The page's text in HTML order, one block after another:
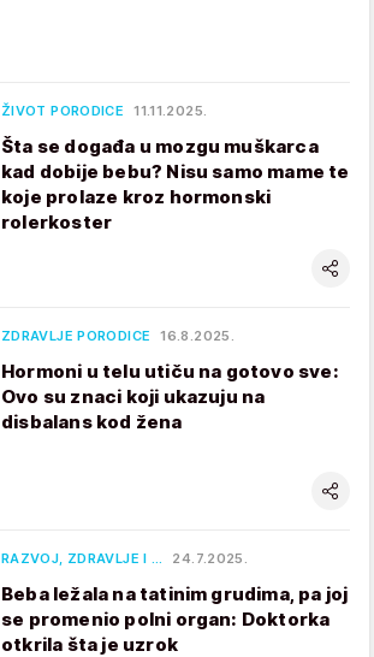
ŽIVOT PORODICE 11.11.2025.
Šta se događa u mozgu muškarca
kad dobije bebu? Nisu samo mame te
koje prolaze kroz hormonski
rolerkoster
ZDRAVLJE PORODICE 16.8.2025.
Hormoni u telu utiču na gotovo sve:
Ovo su znaci koji ukazuju na
disbalans kod žena
RAZVOJ, ZDRAVLJE I … 24.7.2025.
Beba ležala na tatinim grudima, pa joj
se promenio polni organ: Doktorka
otkrila šta je uzrok